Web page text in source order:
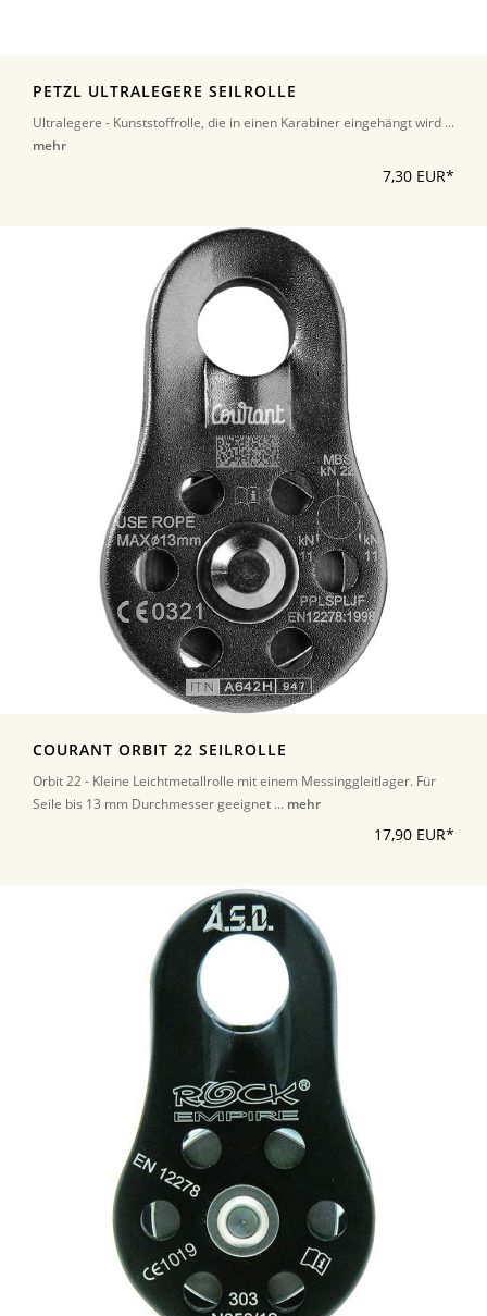
PETZL ULTRALEGERE SEILROLLE
Ultralegere - Kunststoffrolle, die in einen Karabiner eingehängt wird ...
mehr
7,30 EUR*
COURANT ORBIT 22 SEILROLLE
Orbit 22 - Kleine Leichtmetallrolle mit einem Messinggleitlager. Für
Seile bis 13 mm Durchmesser geeignet ... mehr
17,90 EUR*